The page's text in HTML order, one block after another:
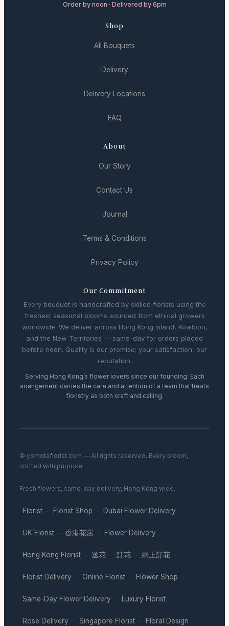
Order by noon · Delivered by 6pm
Shop
All Bouquets
Delivery
Delivery Locations
FAQ
About
Our Story
Contact Us
Journal
Terms & Conditions
Privacy Policy
Our Commitment
Every bouquet is handcrafted by skilled florists using the
freshest seasonal blooms sourced from ethical growers
worldwide. We deliver across Hong Kong Island, Kowloon,
and the New Territories — same-day for orders placed
before noon. Quality is our promise; your satisfaction, our
reputation.
Serving Hong Kong’s flower lovers since our founding. Each
arrangement carries the care and attention of a team that treats
floristry as both craft and calling.
© yomotaflorist.com — All rights reserved. Every bloom,
crafted with purpose.
Fresh flowers, same-day delivery, Hong Kong wide.
Florist · Florist Shop · Dubai Flower Delivery ·
UK Florist · 香港花店 · Flower Delivery ·
Hong Kong Florist · 送花 · 訂花 · 網上訂花 ·
Florist Delivery · Online Florist · Flower Shop ·
Same-Day Flower Delivery · Luxury Florist ·
Rose Delivery · Singapore Florist · Floral Design ·